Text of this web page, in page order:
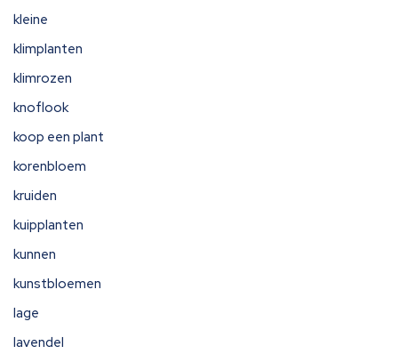
kleine
klimplanten
klimrozen
knoflook
koop een plant
korenbloem
kruiden
kuipplanten
kunnen
kunstbloemen
lage
lavendel